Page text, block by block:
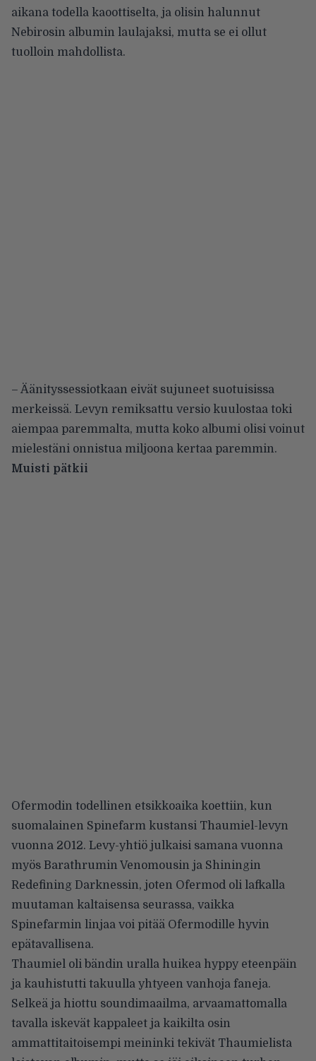
aikana todella kaoottiselta, ja olisin halunnut
Nebirosin albumin laulajaksi, mutta se ei ollut
tuolloin mahdollista.
– Äänityssessiotkaan eivät sujuneet suotuisissa
merkeissä. Levyn remiksattu versio kuulostaa toki
aiempaa paremmalta, mutta koko albumi olisi voinut
mielestäni onnistua miljoona kertaa paremmin.
Muisti pätkii
Ofermodin todellinen etsikkoaika koettiin, kun
suomalainen Spinefarm kustansi Thaumiel-levyn
vuonna 2012. Levy-yhtiö julkaisi samana vuonna
myös Barathrumin Venomousin ja Shiningin
Redefining Darknessin, joten Ofermod oli lafkalla
muutaman kaltaisensa seurassa, vaikka
Spinefarmin linjaa voi pitää Ofermodille hyvin
epätavallisena.
Thaumiel oli bändin uralla huikea hyppy eteenpäin
ja kauhistutti takuulla yhtyeen vanhoja faneja.
Selkeä ja hiottu soundimaailma, arvaamattomalla
tavalla iskevät kappaleet ja kaikilta osin
ammattitaitoisempi meininki tekivät Thaumielista